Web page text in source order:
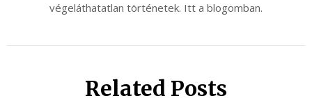
végeláthatatlan történetek. Itt a blogomban.
Related Posts